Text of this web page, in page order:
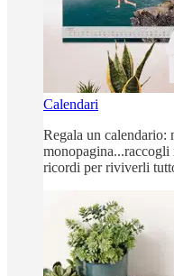
Calendari
Regala un calendario:
ricordi per riviverli